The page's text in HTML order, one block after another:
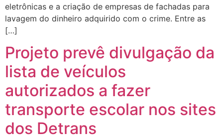
eletrônicas e a criação de empresas de fachadas para
lavagem do dinheiro adquirido com o crime. Entre as
[…]
Projeto prevê divulgação da
lista de veículos
autorizados a fazer
transporte escolar nos sites
dos Detrans